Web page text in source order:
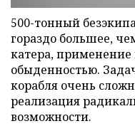
500-тонный
гораздо большее,
катера, применение
обыденностью.
корабля очень
реализация
возможности.